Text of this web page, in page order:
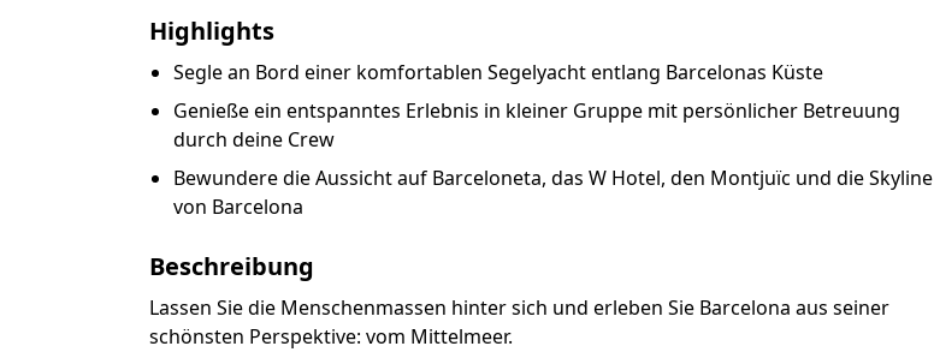
Highlights
Segle an Bord einer komfortablen Segelyacht entlang Barcelonas Küste
Genieße ein entspanntes Erlebnis in kleiner Gruppe mit persönlicher Betreuung
durch deine Crew
Bewundere die Aussicht auf Barceloneta, das W Hotel, den Montjuïc und die Skyline
von Barcelona
Beschreibung
Lassen Sie die Menschenmassen hinter sich und erleben Sie Barcelona aus seiner
schönsten Perspektive: vom Mittelmeer.